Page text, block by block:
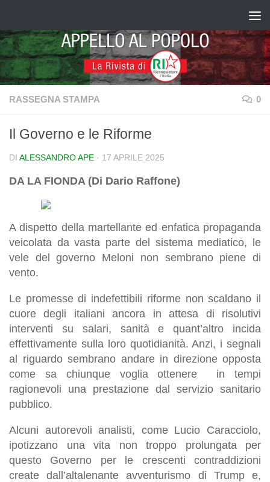
RASSEGNA STAMPA 0
Il Governo e le Riforme
DI ALESSANDRO APE · 17 APRILE 2025
DA LA FIONDA (Di Dario Raffone)
A dispetto della martellante ed enfatica propaganda
veicolata da vasta parte del sistema mediatico, le
vele del governo Meloni non sembrano piene di
vento.
Le promesse di indefettibili riforme non scaldano il
cuore degli italiani ancora in attesa di risolutivi
interventi su salari, sanità e quant’altro incida
effettivamente sulla loro quotidianità. Anzi, i segnali
al riguardo sembrano andare in direzione opposta
come sa chiunque voglia ottenere in tempi
ragionevoli una prestazione dal servizio sanitario
pubblico.
Alcuni autorevoli analisti, come Lucio Caracciolo,
ipotizzano una vita non troppo prolungata per
questo Governo per le crescenti contraddizioni
create dall’altalenante avventurismo di Trump e,